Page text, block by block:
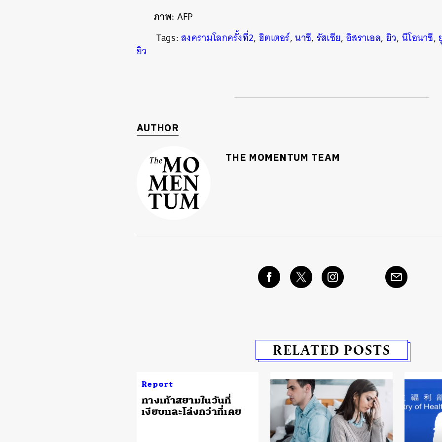
ภาพ: AFP
Tags:สงครามโลกครั้งที่2, ฮิตเตอร์,นาซี, รัสเซีย, อิสราเอล, ยิว, นีโอนาซี,
ยิว
AUTHOR
THE MOMENTUM TEAM
RELATED POSTS
Report
ทางเท้าสยามในวันที่
เงียบและโล่งกว่าที่เคย